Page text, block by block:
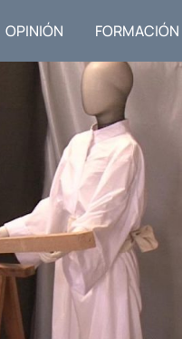
OPINIÓN FORMACIÓN